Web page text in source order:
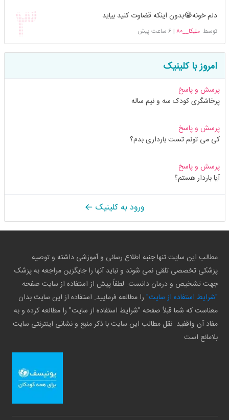
دلم خونه😭بدون اینکه قضاوت کنید بیاید
توسطملیکا__۸۰ | 6 ساعت پیش
امروز با کلینیک
پرسش و پاسخ
پرخاشگری کودک سه و نیم ساله
پرسش و پاسخ
کی می تونم تست بارداری بدم؟
پرسش و پاسخ
آیا باردار هستم؟
ورود به کلینیک
مطالب این سایت تنها جنبه اطلاع رسانی و آموزشی داشته و توصیه
پزشکی تخصصی تلقی نمی شوند و نباید آنها را جایگزین مراجعه به پزشک
جهت تشخیص و درمان دانست. لطفاً پیش از استفاده از سایت صفحه
"شرایط استفاده از سایت" را مطالعه فرمایید. استفاده از این سایت بدان
معناست که شما قبلاً صفحه "شرایط استفاده از سایت" را مطالعه کرده و به
مفاد آن واقفید. نقل مطالب این سایت با ذکر منبع و نشانی اینترنتی سایت
بلامانع است